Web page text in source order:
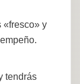
«fresco» y
tendrás